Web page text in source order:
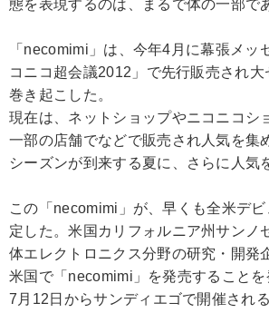
態を表現するのは、まるで体の一部で
「necomimi」は、今年4月に幕張メッ
コニコ超会議2012」で先行販売され大
巻き起こした。
現在は、ネットショップやニコニコシ
一部の店舗でなどで販売され人気を集
シーズンが到来する夏に、さらに人気
この「necomimi」が、早くも全米デ
定した。米国カリフォルニア州サンノ
体エレクトロニクス分野の研究・開発
米国で「necomimi」を発売することを
7月12日からサンディエゴで開催され